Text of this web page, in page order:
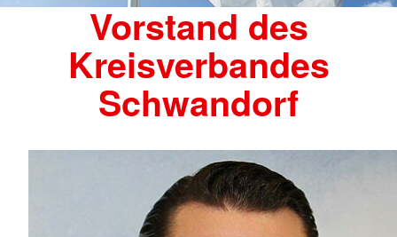
Vorstand des
Kreisverbandes
Schwandorf